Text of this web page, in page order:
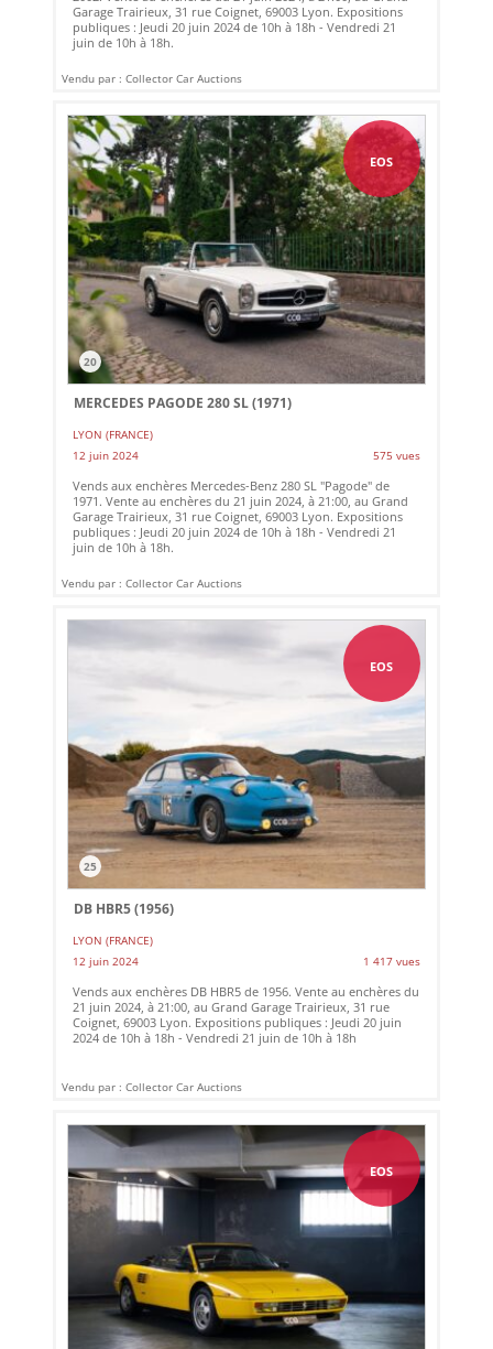
Garage Trairieux, 31 rue Coignet, 69003 Lyon. Expositions
publiques : Jeudi 20 juin 2024 de 10h à 18h - Vendredi 21
juin de 10h à 18h.
Vendu par : Collector Car Auctions
EOS
20
MERCEDES PAGODE 280 SL (1971)
LYON (FRANCE)
12 juin 2024
575 vues
Vends aux enchères Mercedes-Benz 280 SL "Pagode" de
1971. Vente au enchères du 21 juin 2024, à 21:00, au Grand
Garage Trairieux, 31 rue Coignet, 69003 Lyon. Expositions
publiques : Jeudi 20 juin 2024 de 10h à 18h - Vendredi 21
juin de 10h à 18h.
Vendu par : Collector Car Auctions
EOS
25
DB HBR5 (1956)
LYON (FRANCE)
12 juin 2024
1 417 vues
Vends aux enchères DB HBR5 de 1956. Vente au enchères du
21 juin 2024, à 21:00, au Grand Garage Trairieux, 31 rue
Coignet, 69003 Lyon. Expositions publiques : Jeudi 20 juin
2024 de 10h à 18h - Vendredi 21 juin de 10h à 18h
Vendu par : Collector Car Auctions
EOS